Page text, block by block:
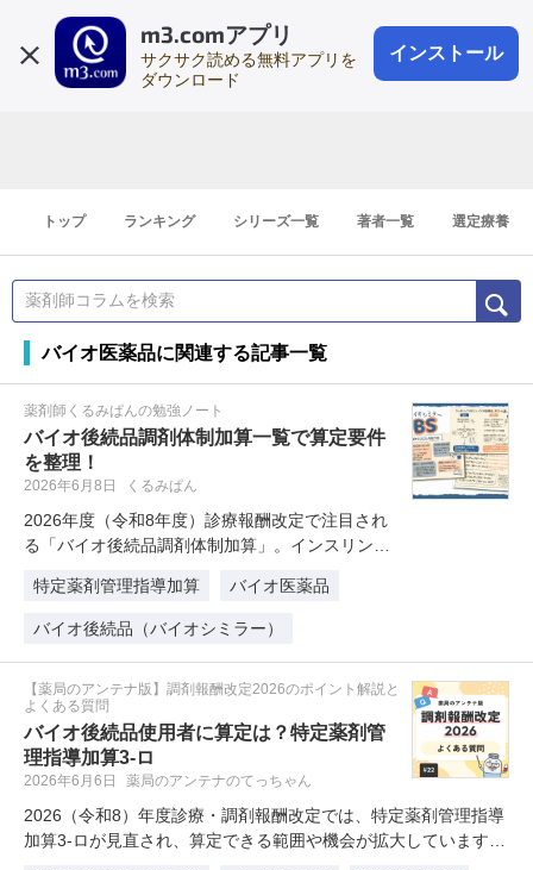
m3.comアプリ
サクサク読める無料アプリを
ダウンロード
インストール
会員登録
登録1分
トップ ランキング シリーズ一覧 著者一覧 選定療養
バイオ医薬品に関連する記事一覧
薬剤師くるみぱんの勉強ノート
バイオ後続品調剤体制加算一覧で算定要件
を整理！
2026年6月8日 くるみぱん
2026年度（令和8年度）診療報酬改定で注目され
る「バイオ後続品調剤体制加算」。インスリン製
特定薬剤管理指導加算
バイオ医薬品
バイオ後続品（バイオシミラー）
【薬局のアンテナ版】調剤報酬改定2026のポイント解説と
よくある質問
バイオ後続品使用者に算定は？特定薬剤管
理指導加算3-ロ
2026年6月6日 薬局のアンテナのてっちゃん
2026（令和8）年度診療・調剤報酬改定では、特定薬剤管理指導
加算3-ロが見直され、算定できる範囲や機会が拡大しています…